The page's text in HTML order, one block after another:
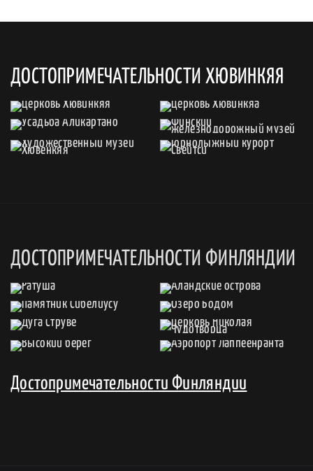
ДОСТОПРИМЕЧАТЕЛЬНОСТИ ХЮВИНКЯЯ
ДОСТОПРИМЕЧАТЕЛЬНОСТИ ФИНЛЯНДИИ
Достопримечательности Финляндии